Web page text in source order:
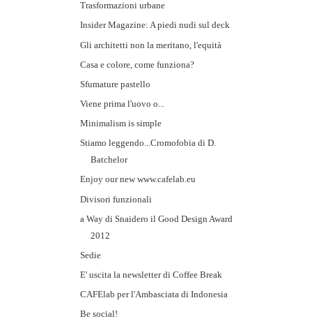
Trasformazioni urbane
Insider Magazine: A piedi nudi sul deck
Gli architetti non la meritano, l'equità
Casa e colore, come funziona?
Sfumature pastello
Viene prima l'uovo o...
Minimalism is simple
Stiamo leggendo...Cromofobia di D.
Batchelor
Enjoy our new www.cafelab.eu
Divisori funzionali
a Way di Snaidero il Good Design Award
2012
Sedie
E' uscita la newsletter di Coffee Break
CAFElab per l'Ambasciata di Indonesia
Be social!